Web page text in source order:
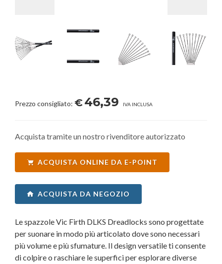
Prezzo consigliato: €46,39 IVA INCLUSA
Acquista tramite un nostro rivenditore autorizzato
ACQUISTA ONLINE DA E-POINT
ACQUISTA DA NEGOZIO
Le spazzole Vic Firth DLKS Dreadlocks sono progettate
per suonare in modo più articolato dove sono necessari
più volume e più sfumature. Il design versatile ti consente
di colpire o raschiare le superfici per esplorare diverse